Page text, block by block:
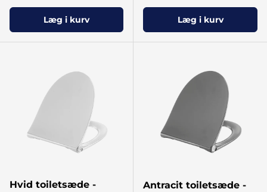
Læg i kurv Læg i kurv
Hvid toiletsæde -
Antracit toiletsæde -